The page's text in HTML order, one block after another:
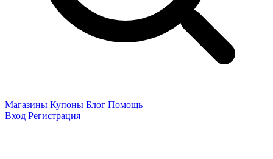
Магазины Купоны Блог Помощь
Вход Регистрация